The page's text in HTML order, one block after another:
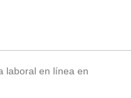
laboral en línea en